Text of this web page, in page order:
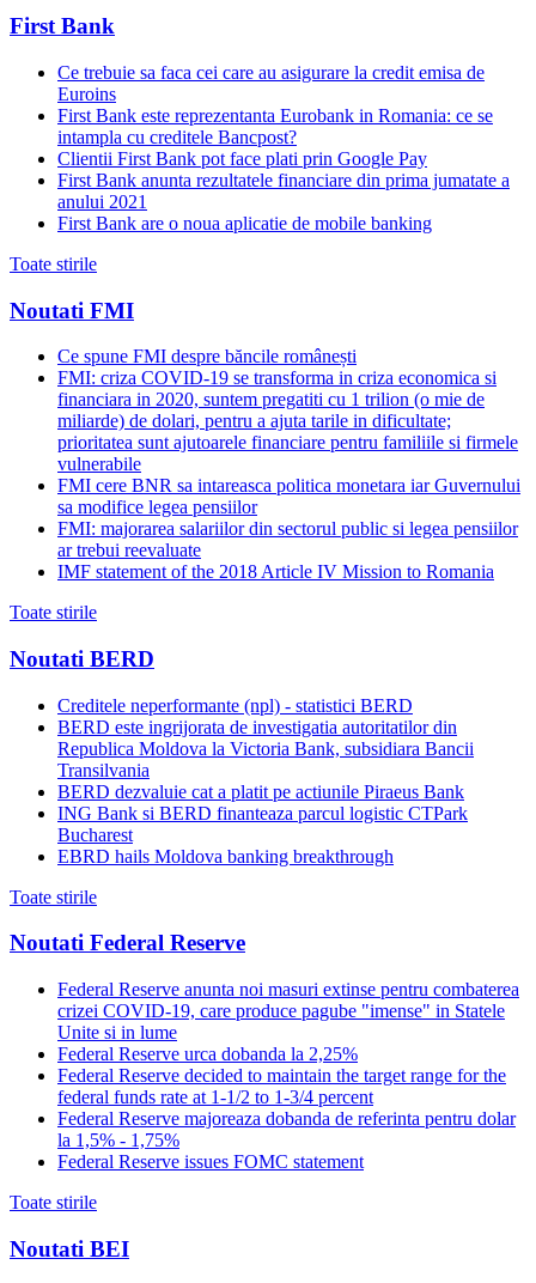
First Bank
Ce trebuie sa faca cei care au asigurare la credit emisa de
Euroins
First Bank este reprezentanta Eurobank in Romania: ce se
intampla cu creditele Bancpost?
Clientii First Bank pot face plati prin Google Pay
First Bank anunta rezultatele financiare din prima jumatate a
anului 2021
First Bank are o noua aplicatie de mobile banking
Toate stirile
Noutati FMI
Ce spune FMI despre băncile românești
FMI: criza COVID-19 se transforma in criza economica si
financiara in 2020, suntem pregatiti cu 1 trilion (o mie de
miliarde) de dolari, pentru a ajuta tarile in dificultate;
prioritatea sunt ajutoarele financiare pentru familiile si firmele
vulnerabile
FMI cere BNR sa intareasca politica monetara iar Guvernului
sa modifice legea pensiilor
FMI: majorarea salariilor din sectorul public si legea pensiilor
ar trebui reevaluate
IMF statement of the 2018 Article IV Mission to Romania
Toate stirile
Noutati BERD
Creditele neperformante (npl) - statistici BERD
BERD este ingrijorata de investigatia autoritatilor din
Republica Moldova la Victoria Bank, subsidiara Bancii
Transilvania
BERD dezvaluie cat a platit pe actiunile Piraeus Bank
ING Bank si BERD finanteaza parcul logistic CTPark
Bucharest
EBRD hails Moldova banking breakthrough
Toate stirile
Noutati Federal Reserve
Federal Reserve anunta noi masuri extinse pentru combaterea
crizei COVID-19, care produce pagube "imense" in Statele
Unite si in lume
Federal Reserve urca dobanda la 2,25%
Federal Reserve decided to maintain the target range for the
federal funds rate at 1-1/2 to 1-3/4 percent
Federal Reserve majoreaza dobanda de referinta pentru dolar
la 1,5% - 1,75%
Federal Reserve issues FOMC statement
Toate stirile
Noutati BEI